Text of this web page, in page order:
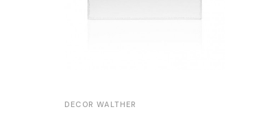
DECOR WALTHER